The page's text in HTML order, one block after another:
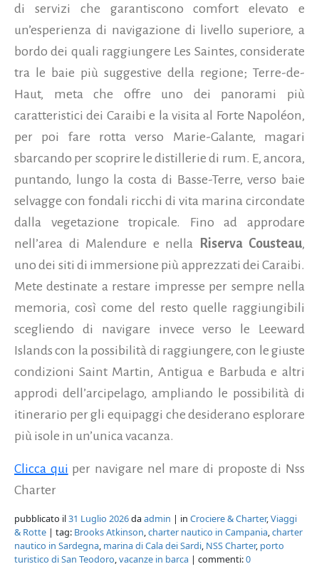
di servizi che garantiscono comfort elevato e
un’esperienza di navigazione di livello superiore, a
bordo dei quali raggiungere Les Saintes, considerate
tra le baie più suggestive della regione; Terre-de-
Haut, meta che offre uno dei panorami più
caratteristici dei Caraibi e la visita al Forte Napoléon,
per poi fare rotta verso Marie-Galante, magari
sbarcando per scoprire le distillerie di rum. E, ancora,
puntando, lungo la costa di Basse-Terre, verso baie
selvagge con fondali ricchi di vita marina circondate
dalla vegetazione tropicale. Fino ad approdare
nell’area di Malendure e nella
Riserva Cousteau,
uno dei siti di immersione più apprezzati dei Caraibi.
Mete destinate a restare impresse per sempre nella
memoria, così come del resto quelle raggiungibili
scegliendo di navigare invece verso le Leeward
Islands con la possibilità di raggiungere, con le giuste
condizioni Saint Martin, Antigua e Barbuda e altri
approdi dell’arcipelago, ampliando le possibilità di
itinerario per gli equipaggi che desiderano esplorare
più isole in un’unica vacanza.
Clicca qui per navigare nel mare di proposte di Nss
Charter
pubblicato il31 Luglio 2026daadmin | in Crociere & Charter,Viaggi
& Rotte | tag: Brooks Atkinson,charter nautico in Campania,charter
nautico in Sardegna, marina di Cala dei Sardi, NSS Charter, porto
turistico di San Teodoro,vacanze in barca | commenti:0